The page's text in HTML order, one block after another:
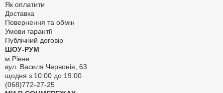
Як оплатити
Доставка
Повернення та обмін
Умови гарантії
Публічний договір
ШОУ-РУМ
м.Рівне
вул. Василя Червонія, 63
щодня з 10:00 до 19:00
(068)772-27-25